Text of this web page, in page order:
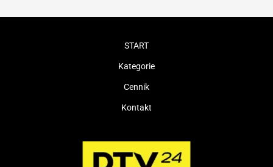
START
Kategorie
Cennik
Kontakt